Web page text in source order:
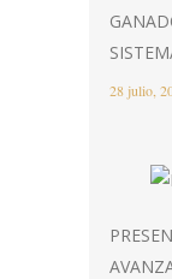
28 julio,